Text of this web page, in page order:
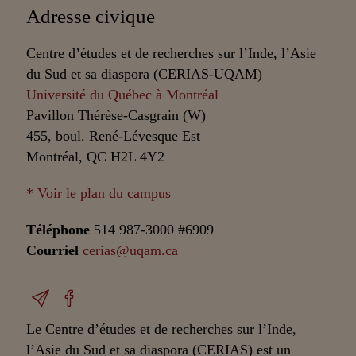
Adresse civique
Centre d’études et de recherches sur l’Inde, l’Asie
du Sud et sa diaspora (CERIAS-UQAM)
Université du Québec à Montréal
Pavillon Thérèse-Casgrain (W)
455, boul. René-Lévesque Est
Montréal, QC H2L 4Y2
* Voir le plan du campus
Téléphone 514 987-3000 #6909
Courriel cerias@uqam.ca
Le Centre d’études et de recherches sur l’Inde,
l’Asie du Sud et sa diaspora (CERIAS) est un